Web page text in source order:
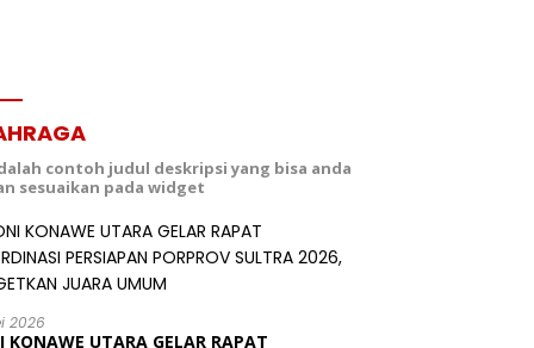
contoh judul deskripsi yang bisa anda
sesuaikan pada widget
2026
KONAWE UTARA GELAR RAPAT